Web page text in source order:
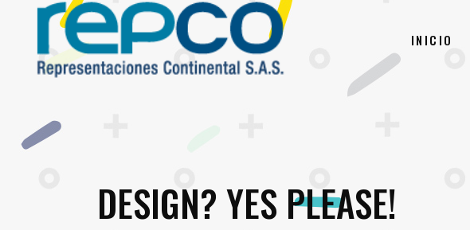
INICIO
DESIGN? YES PLEASE!